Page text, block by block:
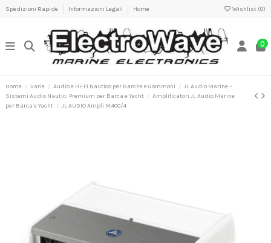
Spedizioni Rapide Informazioni Legali Home Wishlist (0)
0
Home Varie Audio e Hi-Fi Nautico per Barche e Gommoni
JL Audio Marine –
Sistemi Audio Nautici Premium per Barca e Yacht
Amplificatori JL Audio Marine
per Barca e Yacht
JL AUDIO Ampli M400/4